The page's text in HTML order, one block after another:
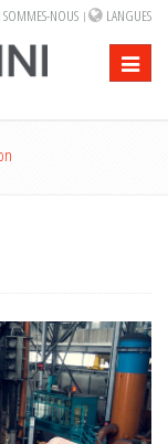
NOUS LANGUES
Toggle